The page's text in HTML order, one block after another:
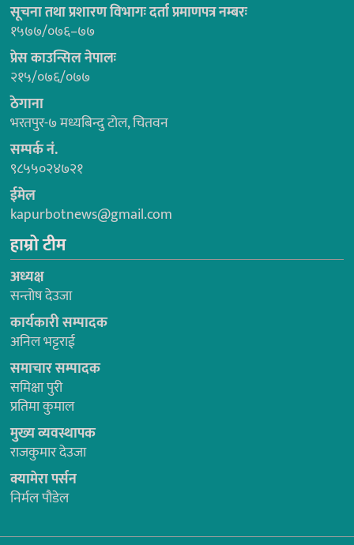
सूचना तथा प्रशारण विभागः दर्ता प्रमाणपत्र नम्बरः
१५७७/०७६–७७
प्रेस काउन्सिल नेपालः
२१५/०७६/०७७
ठेगाना
भरतपुर-७ मध्यबिन्दु टोल, चितवन
सम्पर्क नं.
९८५५०२४७२१
ईमेल
kapurbotnews@gmail.com
हाम्रो टीम
अध्यक्ष
सन्तोष देउजा
कार्यकारी सम्पादक
अनिल भट्टराई
समाचार सम्पादक
समिक्षा पुरी
प्रतिमा कुमाल
मुख्य व्यवस्थापक
राजकुमार देउजा
क्यामेरा पर्सन
निर्मल पौडेल